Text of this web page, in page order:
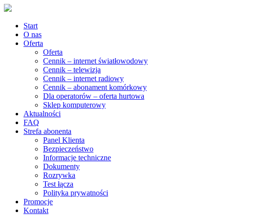
Start
O nas
Oferta
Oferta
Cennik – internet światłowodowy
Cennik – telewizja
Cennik – internet radiowy
Cennik – abonament komórkowy
Dla operatorów – oferta hurtowa
Sklep komputerowy
Aktualności
FAQ
Strefa abonenta
Panel Klienta
Bezpieczeństwo
Informacje techniczne
Dokumenty
Rozrywka
Test łącza
Polityka prywatności
Promocje
Kontakt